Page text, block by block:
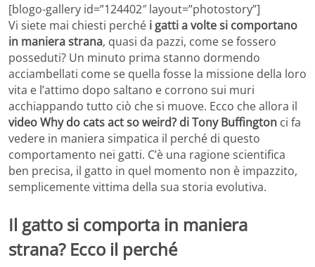
[blogo-gallery id=”124402″ layout=”photostory”]
Vi siete mai chiesti perché i gatti a volte si comportano
in maniera strana, quasi da pazzi, come se fossero
posseduti? Un minuto prima stanno dormendo
acciambellati come se quella fosse la missione della loro
vita e l’attimo dopo saltano e corrono sui muri
acchiappando tutto ciò che si muove. Ecco che allora il
video Why do cats act so weird? di Tony Buffington ci fa
vedere in maniera simpatica il perché di questo
comportamento nei gatti. C’è una ragione scientifica
ben precisa, il gatto in quel momento non è impazzito,
semplicemente vittima della sua storia evolutiva.
Il gatto si comporta in maniera
strana? Ecco il perché